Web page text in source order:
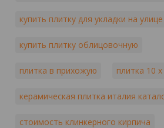
купить плитку для укладки на улице
купить плитку облицовочную
плитка в прихожую плитка 10
керамическая плитка италия
стоимость клинкерного кирпича